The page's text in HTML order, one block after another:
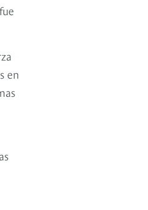
en